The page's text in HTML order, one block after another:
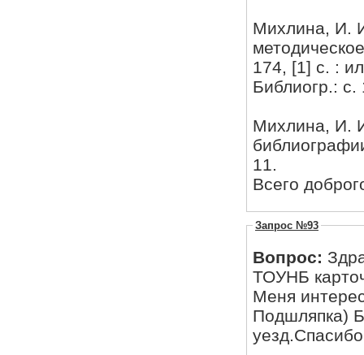
Михлина, И.
174, [1] с. :
Библиогр.:
Михлина, И.
11.
Всего
Запрос №93
Вопрос:
ТОУНБ карточки подворных переписей Барнаульского уезда?
Меня интересует перепись д.Белградка (возможно Белград
Подшляпка)